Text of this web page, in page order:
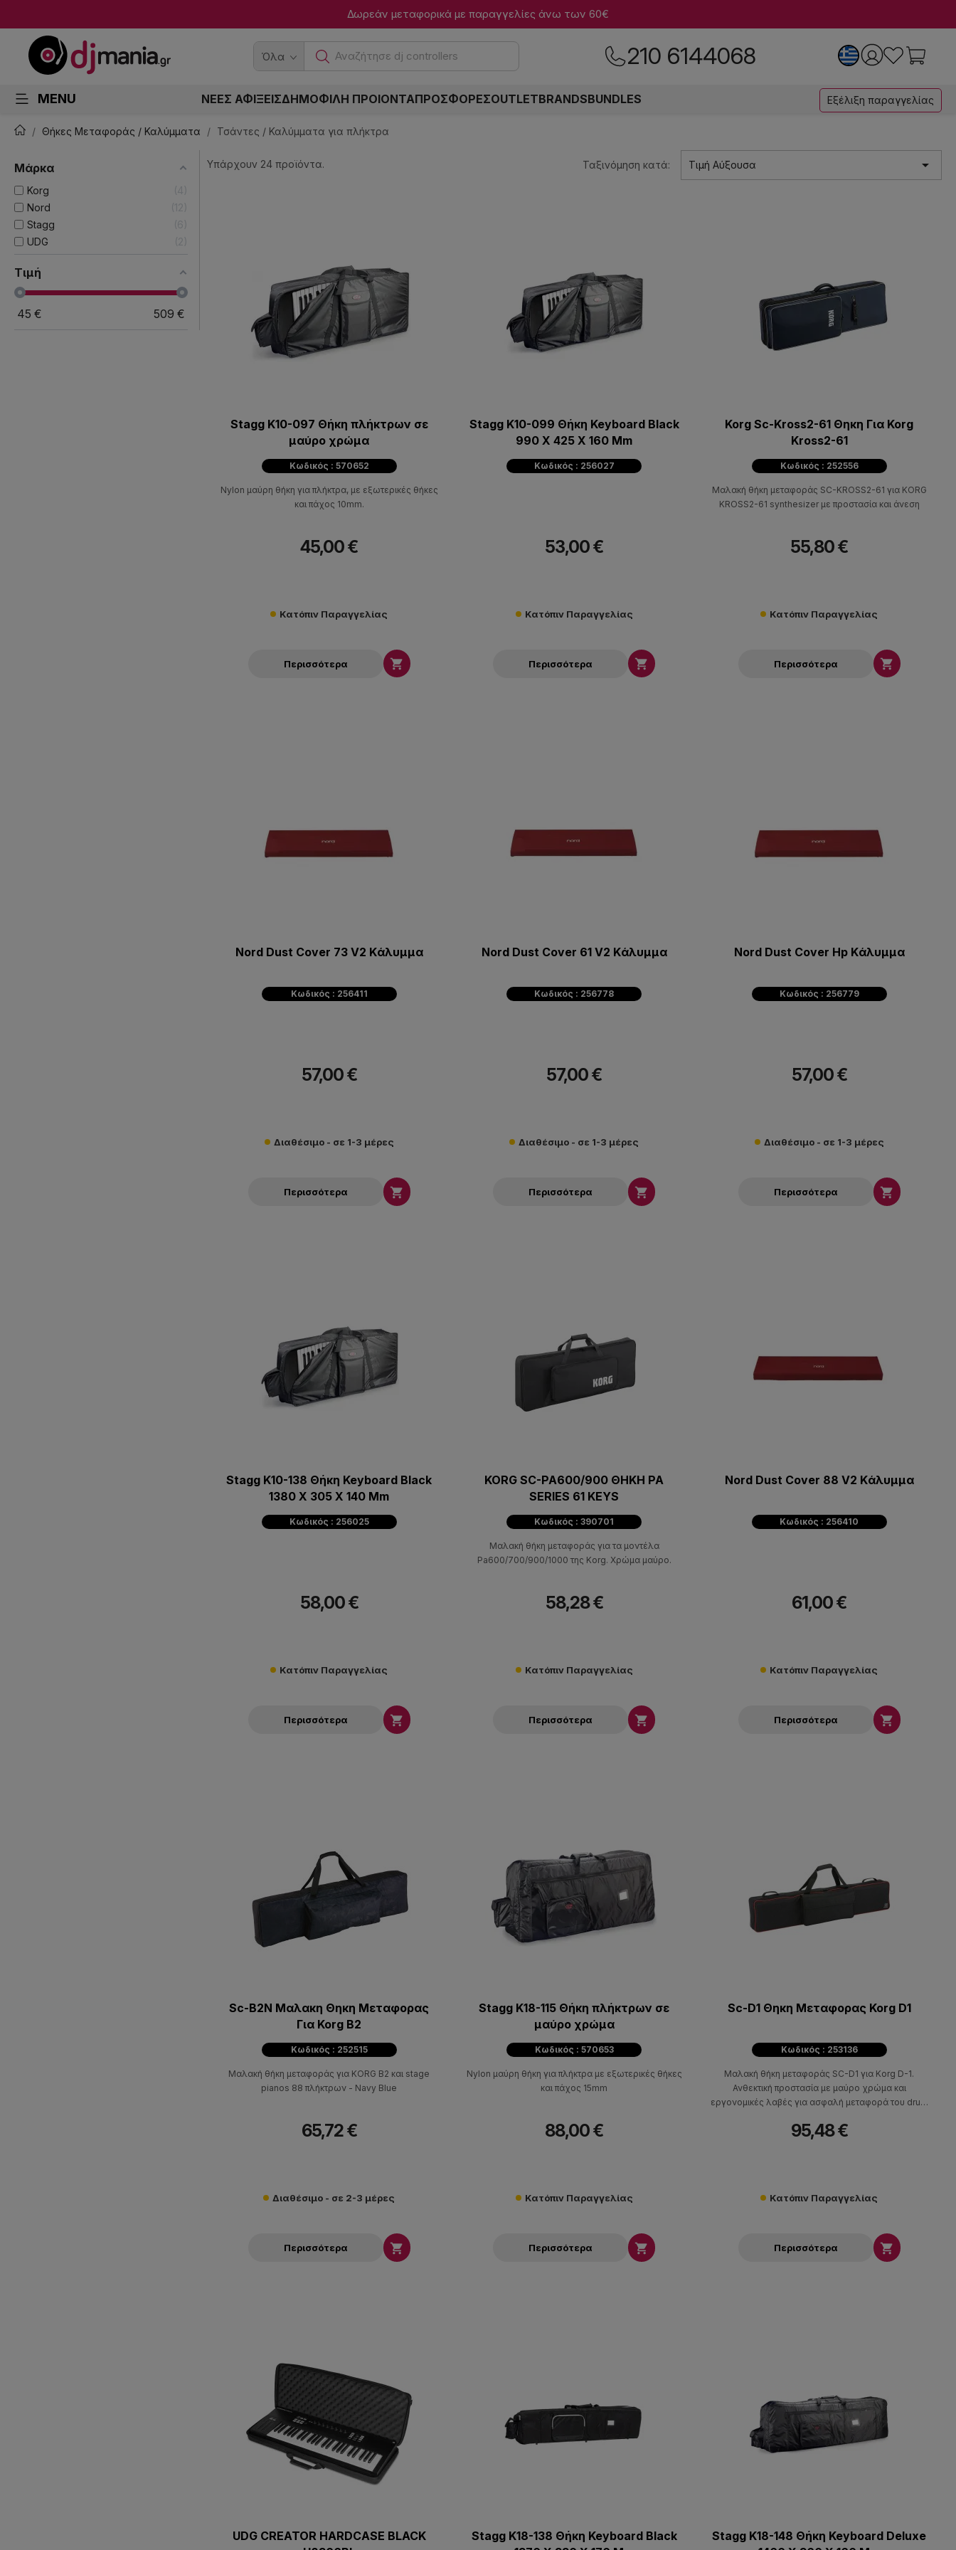
Δωρεάν μεταφορικά με παραγγελίες άνω των 60€
Όλα Αναζ 210 6144068
MENU ΝΕΕΣ ΑΦΙΞΕΙΣΔΗΜΟΦΙΛΗ ΠΡΟΙΟΝΤΑΠΡΟΣΦΟΡΕΣOUTLETBRANDSBUNDLES Εξέλιξη παραγγελίας
Θήκες Μεταφοράς / Καλύμματα Τσάντες / Καλύμματα για πλήκτρα
Μάρκα
Korg
4
Nord
12
Stagg
6
UDG
2
Τιμή
45 € 509 €
Υπάρχουν 24 προϊόντα. Ταξινόμηση κατά: Τιμή Αύξουσα 
Stagg K10-097 Θήκη πλήκτρων σε
μαύρο χρώμα
Κωδικός : 570652
Nylon μαύρη θήκη για πλήκτρα, με εξωτερικές θήκες
και πάχος 10mm.
45,00 €
Κατόπιν Παραγγελίας
Περισσότερα 
Stagg K10-099 Θήκη Keyboard Black
990 X 425 X 160 Mm
Κωδικός : 256027
53,00 €
Κατόπιν Παραγγελίας
Περισσότερα 
Korg Sc-Kross2-61 Θηκη Για Κοrg
Kross2-61
Κωδικός : 252556
Μαλακή θήκη μεταφοράς SC-KROSS2-61 για KORG
KROSS2-61 synthesizer με προστασία και άνεση
55,80 €
Κατόπιν Παραγγελίας
Περισσότερα 
Nord Dust Cover 73 V2 Kάλυμμα
Κωδικός : 256411
57,00 €
Διαθέσιμο - σε 1-3 μέρες
Περισσότερα 
Nord Dust Cover 61 V2 Kάλυμμα
Κωδικός : 256778
57,00 €
Διαθέσιμο - σε 1-3 μέρες
Περισσότερα 
Nord Dust Cover Hp Kάλυμμα
Κωδικός : 256779
57,00 €
Διαθέσιμο - σε 1-3 μέρες
Περισσότερα 
Stagg K10-138 Θήκη Keyboard Black
1380 X 305 X 140 Mm
Κωδικός : 256025
58,00 €
Κατόπιν Παραγγελίας
Περισσότερα 
KORG SC-PA600/900 ΘΗΚΗ PA
SERIES 61 KEYS
Κωδικός : 390701
Μαλακή θήκη μεταφοράς για τα μοντέλα
Pa600/700/900/1000 της Korg. Χρώμα μαύρο.
58,28 €
Κατόπιν Παραγγελίας
Περισσότερα 
Nord Dust Cover 88 V2 Kάλυμμα
Κωδικός : 256410
61,00 €
Κατόπιν Παραγγελίας
Περισσότερα 
Sc-B2N Μαλακη Θηκη Μεταφορας
Για Korg B2
Κωδικός : 252515
Μαλακή θήκη μεταφοράς για KORG B2 και stage
pianos 88 πλήκτρων - Navy Blue
65,72 €
Διαθέσιμο - σε 2-3 μέρες
Περισσότερα 
Stagg K18-115 Θήκη πλήκτρων σε
μαύρο χρώμα
Κωδικός : 570653
Nylon μαύρη θήκη για πλήκτρα με εξωτερικές θήκες
και πάχος 15mm
88,00 €
Κατόπιν Παραγγελίας
Περισσότερα 
Sc-D1 Θηκη Μεταφορας Korg D1
Κωδικός : 253136
Μαλακή θήκη μεταφοράς SC-D1 για Korg D-1.
Ανθεκτική προστασία με μαύρο χρώμα και
εργονομικές λαβές για ασφαλή μεταφορά του drum
95,48 €
Κατόπιν Παραγγελίας
Περισσότερα 
UDG CREATOR HARDCASE BLACK
Stagg K18-138 Θήκη Keyboard Black
Stagg K18-148 Θήκη Keyboard Deluxe